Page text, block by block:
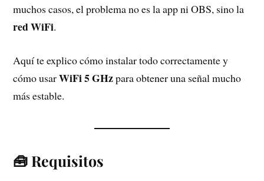
muchos casos, el problema no es la app ni OBS, sino la
red WiFi.
Aquí te explico cómo instalar todo correctamente y
cómo usarWiFi 5 GHzpara obtener una señal mucho
más estable.
🧰 Requisitos